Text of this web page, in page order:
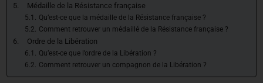
Médaille de la Résistance française
Qu’est-ce que la médaille de la Résistance française ?
Comment retrouver un médaillé de la Résistance française ?
Ordre de la Libération
Qu’est-ce que l’ordre de la Libération ?
Comment retrouver un compagnon de la Libération ?